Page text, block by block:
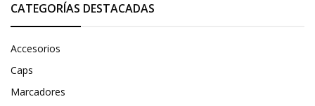
CATEGORÍAS DESTACADAS
Accesorios
Caps
Marcadores